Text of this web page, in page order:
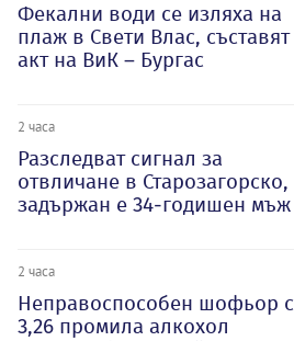
Фекални води се изляха на
плаж в Свети Влас, съставят
акт на ВиК – Бургас
2 часа
Разследват сигнал за
отвличане в Старозагорско,
задържан е 34-годишен мъж
2 часа
Неправоспособен шофьор с
3,26 промила алкохол